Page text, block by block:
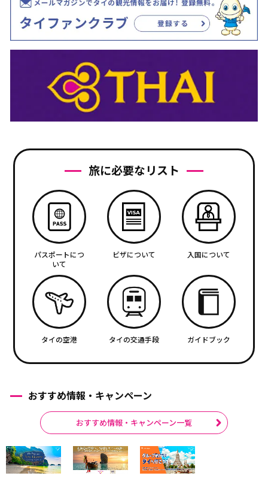
旅に必要なリスト
パスポートにつ
いて
ビザについて 入国について
タイの空港 タイの交通手段 ガイドブック
おすすめ情報・キャンペーン
おすすめ情報・キャンペーン一覧